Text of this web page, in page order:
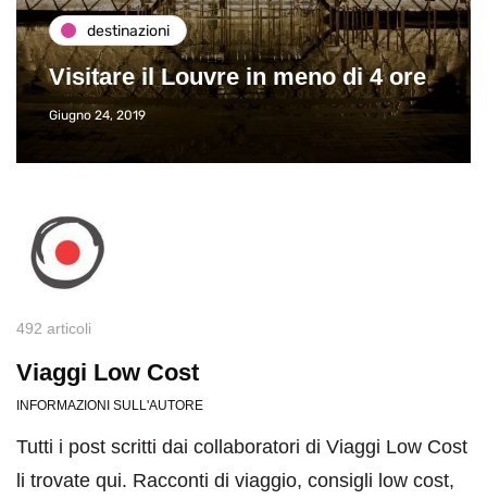
destinazioni
Visitare il Louvre in meno di 4 ore
Giugno 24, 2019
492 articoli
Viaggi Low Cost
INFORMAZIONI SULL'AUTORE
Tutti i post scritti dai collaboratori di Viaggi Low Cost
li trovate qui. Racconti di viaggio, consigli low cost,